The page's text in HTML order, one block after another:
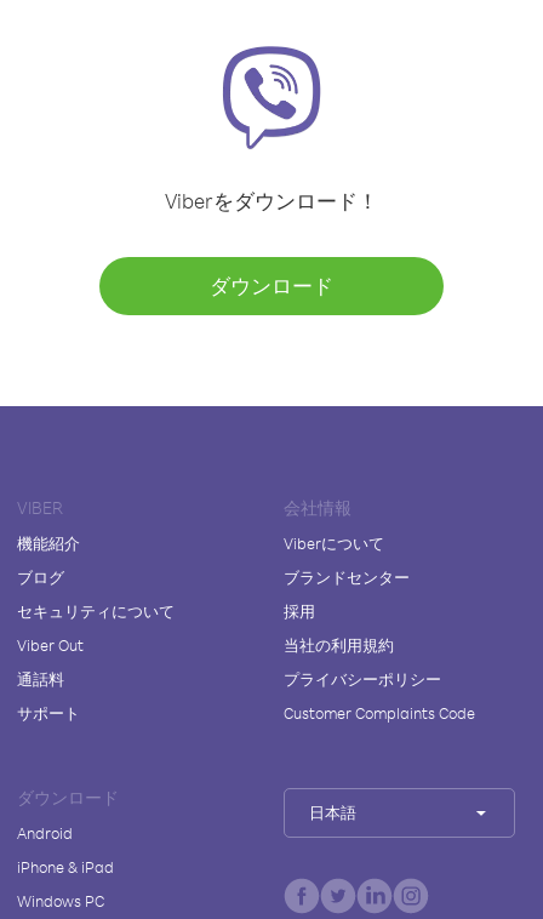
Viberをダウンロード！
ダウンロード
VIBER
機能紹介
ブログ
セキュリティについて
Viber Out
通話料
サポート
会社情報
Viberについて
ブランドセンター
採用
当社の利用規約
プライバシーポリシー
Customer Complaints Code
ダウンロード
Android
iPhone & iPad
Windows PC
日本語